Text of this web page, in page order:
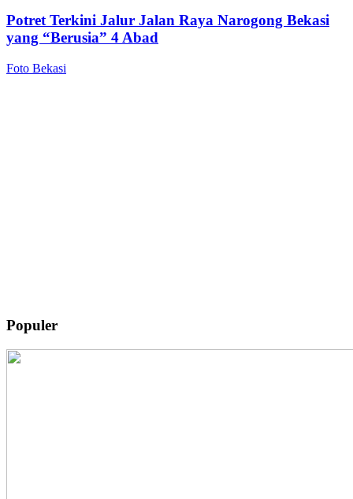
Potret Terkini Jalur Jalan Raya Narogong Bekasi
yang “Berusia” 4 Abad
Foto Bekasi
Populer